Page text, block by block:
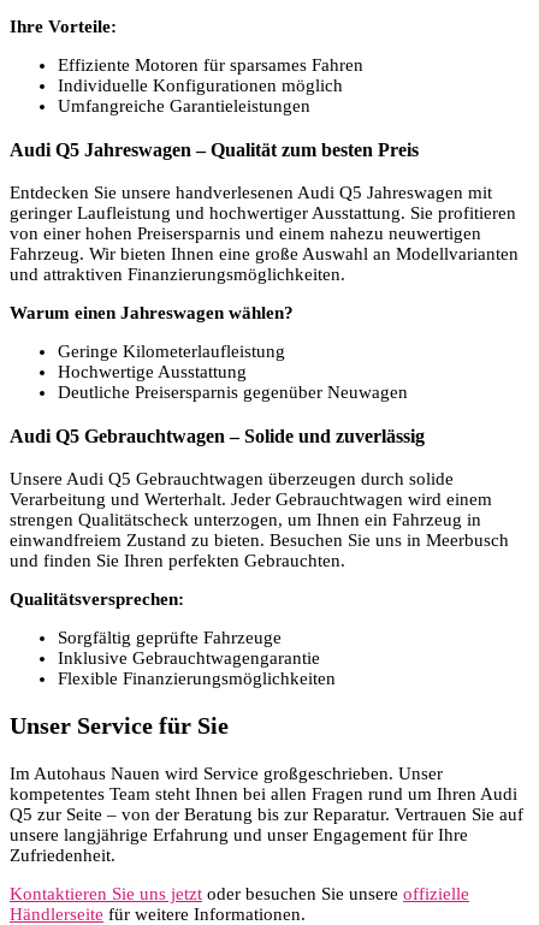
Ihre Vorteile:
Effiziente Motoren für sparsames Fahren
Individuelle Konfigurationen möglich
Umfangreiche Garantieleistungen
Audi Q5 Jahreswagen – Qualität zum besten Preis
Entdecken Sie unsere handverlesenen Audi Q5 Jahreswagen mit
geringer Laufleistung und hochwertiger Ausstattung. Sie profitieren
von einer hohen Preisersparnis und einem nahezu neuwertigen
Fahrzeug. Wir bieten Ihnen eine große Auswahl an Modellvarianten
und attraktiven Finanzierungsmöglichkeiten.
Warum einen Jahreswagen wählen?
Geringe Kilometerlaufleistung
Hochwertige Ausstattung
Deutliche Preisersparnis gegenüber Neuwagen
Audi Q5 Gebrauchtwagen – Solide und zuverlässig
Unsere Audi Q5 Gebrauchtwagen überzeugen durch solide
Verarbeitung und Werterhalt. Jeder Gebrauchtwagen wird einem
strengen Qualitätscheck unterzogen, um Ihnen ein Fahrzeug in
einwandfreiem Zustand zu bieten. Besuchen Sie uns in Meerbusch
und finden Sie Ihren perfekten Gebrauchten.
Qualitätsversprechen:
Sorgfältig geprüfte Fahrzeuge
Inklusive Gebrauchtwagengarantie
Flexible Finanzierungsmöglichkeiten
Unser Service für Sie
Im Autohaus Nauen wird Service großgeschrieben. Unser
kompetentes Team steht Ihnen bei allen Fragen rund um Ihren Audi
Q5 zur Seite – von der Beratung bis zur Reparatur. Vertrauen Sie auf
unsere langjährige Erfahrung und unser Engagement für Ihre
Zufriedenheit.
Kontaktieren Sie uns jetzt oder besuchen Sie unsere offizielle
Händlerseite für weitere Informationen.